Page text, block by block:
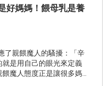
好媽媽！餵母乳是養
了親餵魔人的騷擾：「辛
是用自己的眼光來定義
魔人態度正是讓很多媽